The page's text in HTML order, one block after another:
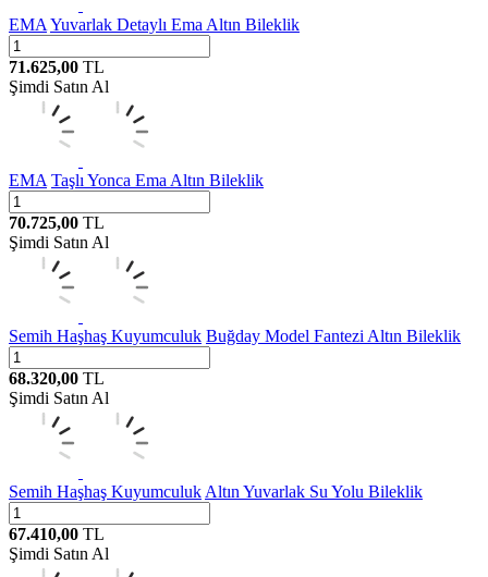
EMA Yuvarlak Detaylı Ema Altın Bileklik
71.625,00 TL
Şimdi Satın Al
EMA Taşlı Yonca Ema Altın Bileklik
70.725,00 TL
Şimdi Satın Al
Semih Haşhaş Kuyumculuk Buğday Model Fantezi Altın Bileklik
68.320,00 TL
Şimdi Satın Al
Semih Haşhaş Kuyumculuk Altın Yuvarlak Su Yolu Bileklik
67.410,00 TL
Şimdi Satın Al